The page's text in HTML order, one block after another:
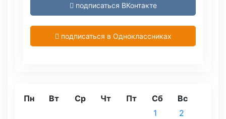
подписаться ВКонтакте
подписаться в Одноклассниках
Пн Вт Ср Чт Пт Сб Вс
1
2